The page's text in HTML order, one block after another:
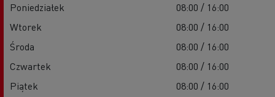
Poniedziałek
08:00 / 16:00
Wtorek
08:00 / 16:00
Środa
08:00 / 16:00
Czwartek
08:00 / 16:00
Piątek
08:00 / 16:00